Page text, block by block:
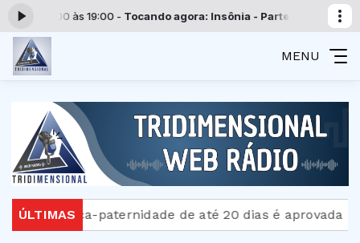
00:00 às 19:00 -Tocando agora: Insônia - Parte 10Programação
MENU
ÚLTIMAS
Licença-paternidade de até 20 dias é aprovada no